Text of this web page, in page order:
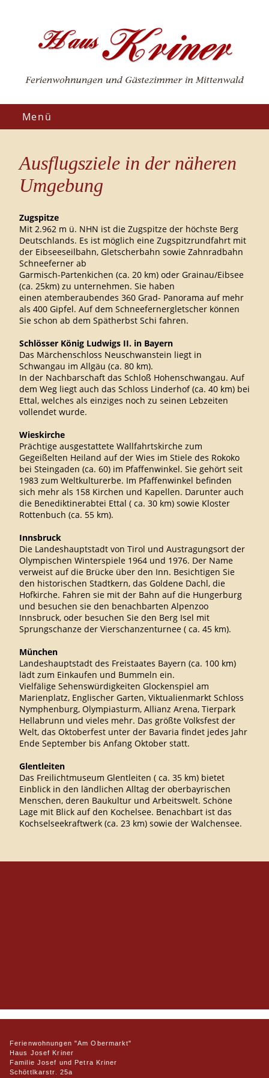
Menü
Ausflugsziele in der näheren
Umgebung
Zugspitze
Mit 2.962 m ü. NHN ist die Zugspitze der höchste Berg
Deutschlands. Es ist möglich eine Zugspitzrundfahrt mit
der Eibseeseilbahn, Gletscherbahn sowie Zahnradbahn
Schneeferner ab
Garmisch-Partenkichen (ca. 20 km) oder Grainau/Eibsee
(ca. 25km) zu unternehmen. Sie haben
einen atemberaubendes 360 Grad- Panorama auf mehr
als 400 Gipfel. Auf dem Schneefernergletscher können
Sie schon ab dem Spätherbst Schi fahren.
Schlösser König Ludwigs II. in Bayern
Das Märchenschloss Neuschwanstein liegt in
Schwangau im Allgäu (ca. 80 km).
In der Nachbarschaft das Schloß Hohenschwangau. Auf
dem Weg liegt auch das Schloss Linderhof (ca. 40 km) bei
Ettal, welches als einziges noch zu seinen Lebzeiten
vollendet wurde.
Wieskirche
Prächtige ausgestattete Wallfahrtskirche zum
Gegeißelten Heiland auf der Wies im Stiele des Rokoko
bei Steingaden (ca. 60) im Pfaffenwinkel. Sie gehört seit
1983 zum Weltkulturerbe. Im Pfaffenwinkel befinden
sich mehr als 158 Kirchen und Kapellen. Darunter auch
die Benediktinerabtei Ettal ( ca. 30 km) sowie Kloster
Rottenbuch (ca. 55 km).
Innsbruck
Die Landeshauptstadt von Tirol und Austragungsort der
Olympischen Winterspiele 1964 und 1976. Der Name
verweist auf die Brücke über den Inn. Besichtigen Sie
den historischen Stadtkern, das Goldene Dachl, die
Hofkirche. Fahren sie mit der Bahn auf die Hungerburg
und besuchen sie den benachbarten Alpenzoo
Innsbruck, oder besuchen Sie den Berg Isel mit
Sprungschanze der Vierschanzenturnee ( ca. 45 km).
München
Landeshauptstadt des Freistaates Bayern (ca. 100 km)
lädt zum Einkaufen und Bummeln ein.
Vielfälige Sehenswürdigkeiten Glockenspiel am
Marienplatz, Englischer Garten, Viktualienmarkt Schloss
Nymphenburg, Olympiasturm, Allianz Arena, Tierpark
Hellabrunn und vieles mehr. Das größte Volksfest der
Welt, das Oktoberfest unter der Bavaria findet jedes Jahr
Ende September bis Anfang Oktober statt.
Glentleiten
Das Freilichtmuseum Glentleiten ( ca. 35 km) bietet
Einblick in den ländlichen Alltag der oberbayrischen
Menschen, deren Baukultur und Arbeitswelt. Schöne
Lage mit Blick auf den Kochelsee. Benachbart ist das
Kochselseekraftwerk (ca. 23 km) sowie der Walchensee.
Ferienwohnungen "Am Obermarkt"
Haus Josef Kriner
Familie Josef und Petra Kriner
Schöttlkarstr. 25a